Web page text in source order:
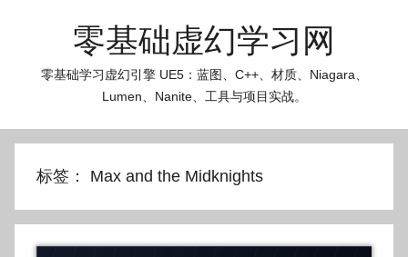
零基础虚幻学习网
零基础学习虚幻引擎 UE5：蓝图、C++、材质、Niagara、
Lumen、Nanite、工具与项目实战。
标签： Max and the Midknights